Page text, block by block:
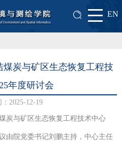
EN
炭与矿区生态恢复工程技
年度研讨会
2025-12-19
炭与矿区生态恢复工程技术中心
由院党委书记刘鹏主持，中心主任